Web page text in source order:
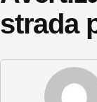
strada